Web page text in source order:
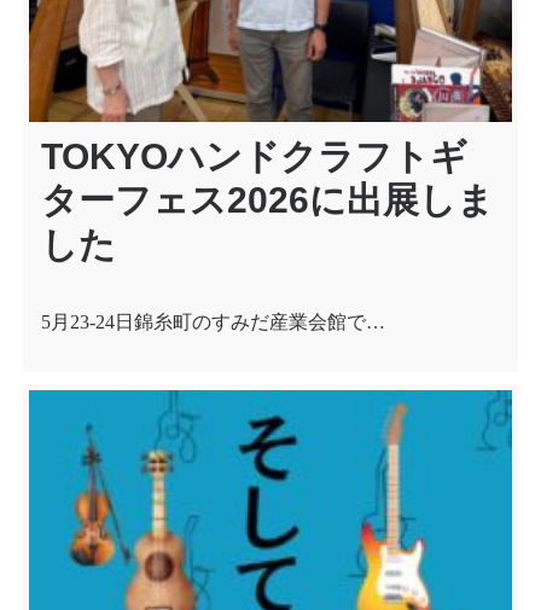
TOKYOハンドクラフトギ
ターフェス2026に出展しま
した
5月23-24日錦糸町のすみだ産業会館で…